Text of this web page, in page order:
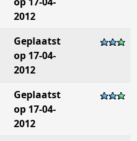
2012
Geplaatst
op 17-04-
2012
Geplaatst
op 17-04-
2012